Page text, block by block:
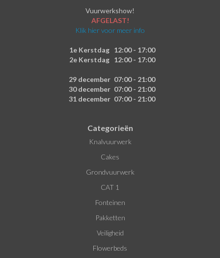
Vuurwerkshow!
AFGELAST!
Klik hier voor meer info
1e Kerstdag 12:00 - 17:00
2e Kerstdag 12:00 - 17:00
29 december 07:00 - 21:00
30 december 07:00 - 21:00
31 december 07:00 - 21:00
Categorieën
Knalvuurwerk
Cakes
Grondvuurwerk
CAT 1
Fonteinen
Pakketten
Veiligheid
Flowerbeds